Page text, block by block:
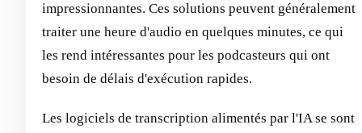
impressionnantes. Ces solutions peuvent généralement
traiter une heure d'audio en quelques minutes, ce qui
les rend intéressantes pour les podcasteurs qui ont
besoin de délais d'exécution rapides.
Les logiciels de transcription alimentés par l'IA se sont